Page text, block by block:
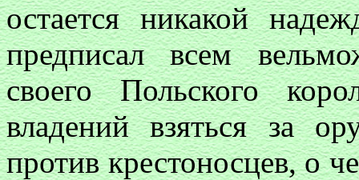
остается никакой
предписал всем
своего Польского
владений взяться за
против крестоносцев, о